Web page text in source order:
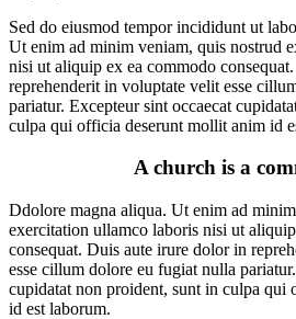
Sed do eiusmod tempor incididunt ut
Ut enim ad minim veniam, quis nostrud
nisi ut aliquip ex ea commodo
reprehenderit in voluptate velit esse
pariatur. Excepteur sint occaecat
culpa qui officia deserunt mollit anim id
A church is a
Ddolore magna aliqua. Ut enim ad
exercitation ullamco laboris nisi ut
consequat. Duis aute irure dolor in
esse cillum dolore eu fugiat nulla
cupidatat non proident, sunt in culpa qui
id est laborum.